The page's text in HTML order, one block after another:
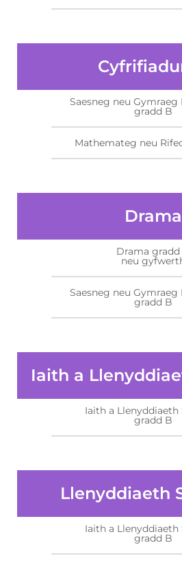
Saesneg neu
gradd B
Mathemateg neu
Drama
Drama gradd
neu
Saesneg neu
gradd B
Iaith a
Iaith a Llenyddiaeth
gradd B
Llenyddiaeth
Iaith a Llenyddiaeth
gradd B